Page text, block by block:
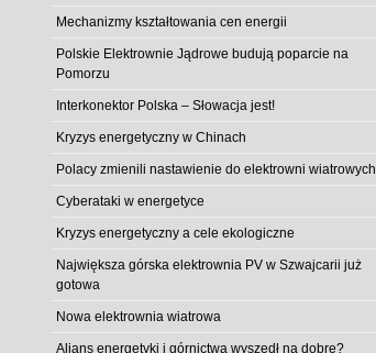
Mechanizmy kształtowania cen energii
Polskie Elektrownie Jądrowe budują poparcie na
Pomorzu
Interkonektor Polska – Słowacja jest!
Kryzys energetyczny w Chinach
Polacy zmienili nastawienie do elektrowni wiatrowych
Cyberataki w energetyce
Kryzys energetyczny a cele ekologiczne
Największa górska elektrownia PV w Szwajcarii już
gotowa
Nowa elektrownia wiatrowa
Alians energetyki i górnictwa wyszedł na dobre?